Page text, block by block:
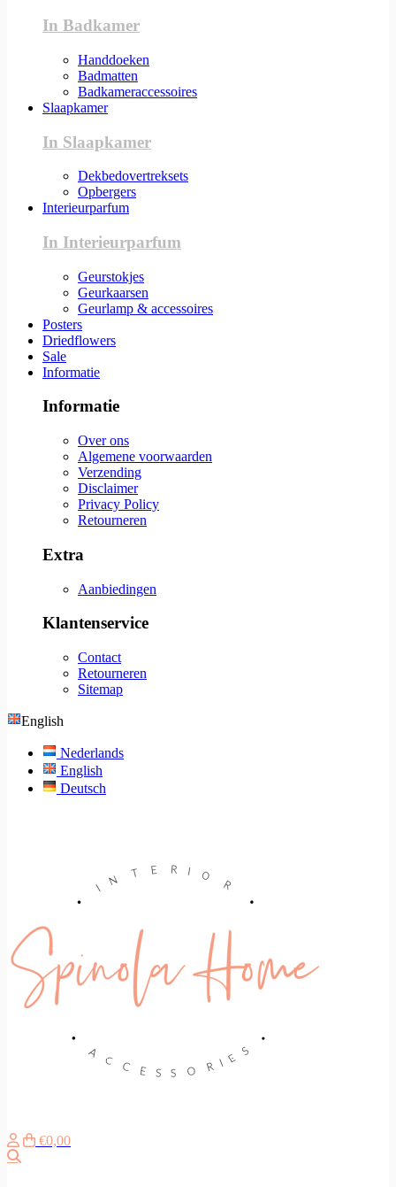
In Badkamer
Handdoeken
Badmatten
Badkameraccessoires
Slaapkamer
In Slaapkamer
Dekbedovertreksets
Opbergers
Interieurparfum
In Interieurparfum
Geurstokjes
Geurkaarsen
Geurlamp & accessoires
Posters
Driedflowers
Sale
Informatie
Informatie
Over ons
Algemene voorwaarden
Verzending
Disclaimer
Privacy Policy
Retourneren
Extra
Aanbiedingen
Klantenservice
Contact
Retourneren
Sitemap
English
Nederlands
English
Deutsch
€0,00